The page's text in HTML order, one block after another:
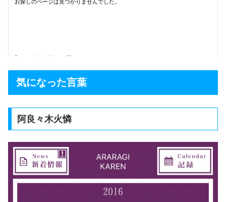
気になった言葉
阿良々木火憐